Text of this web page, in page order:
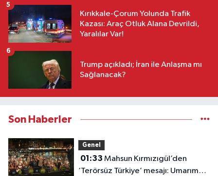
Kırıkkale-Çorum Yolunda Trafik
Kazası: Araç Otluk Alana Devrildi,
Yaralılar Var!
5
Trump açıkladı; İran ile Anlaşma mı
Sağlanacak?
6
Son Haberler
Genel
01:33
‘Terörsüz Türkiye’ mesajı: Umarım